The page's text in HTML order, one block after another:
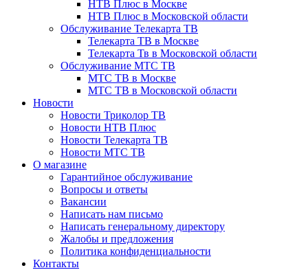
НТВ Плюс в Москве
НТВ Плюс в Московской области
Обслуживание Телекарта ТВ
Телекарта ТВ в Москве
Телекарта Тв в Московской области
Обслуживание МТС ТВ
МТС ТВ в Москве
МТС ТВ в Московской области
Новости
Новости Триколор ТВ
Новости НТВ Плюс
Новости Телекарта ТВ
Новости МТС ТВ
О магазине
Гарантийное обслуживание
Вопросы и ответы
Вакансии
Написать нам письмо
Написать генеральному директору
Жалобы и предложения
Политика конфиденциальности
Контакты